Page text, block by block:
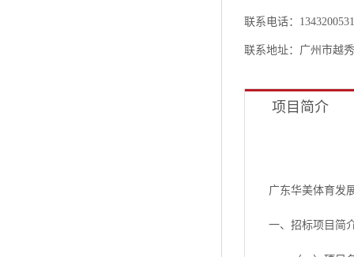
联系电话：
联系地址：广州市越
项目简介
广东华美体育发
一、招标项目简